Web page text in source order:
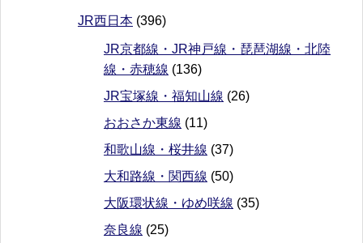
JR西日本 (396)
JR京都線・JR神戸線・琵琶湖線・北陸
線・赤穂線 (136)
JR宝塚線・福知山線 (26)
おおさか東線 (11)
和歌山線・桜井線 (37)
大和路線・関西線 (50)
大阪環状線・ゆめ咲線 (35)
奈良線 (25)